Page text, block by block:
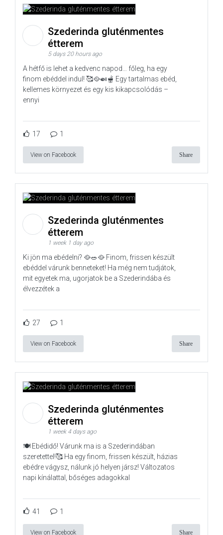
Szederinda gluténmentes
étterem
5 days 20 hours ago
A hétfő is lehet a kedvenc napod… főleg, ha egy
finom ebéddel indul! 🥰🥘🍛🫕 Egy tartalmas ebéd,
kellemes környezet és egy kis kikapcsolódás –
ennyi
17 1
View on Facebook Share
Szederinda gluténmentes
étterem
1 week 1 day ago
Ki jön ma ebédelni? 🥘🥗🥘 Finom, frissen készült
ebéddel várunk benneteket! Ha még nem tudjátok,
mit egyetek ma, ugorjatok be a Szederindába és
élvezzétek a
27 1
View on Facebook Share
Szederinda gluténmentes
étterem
1 week 4 days ago
🍽️ Ebédidő! Várunk ma is a Szederindában
szeretettel!🥰 Ha egy finom, frissen készült, házias
ebédre vágysz, nálunk jó helyen jársz! Változatos
napi kínálattal, bőséges adagokkal
41 1
View on Facebook Share